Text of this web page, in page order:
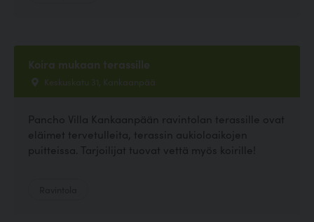
Koira mukaan terassille
Keskuskatu 31, Kankaanpää
Pancho Villa Kankaanpään ravintolan terassille ovat
eläimet tervetulleita, terassin aukioloaikojen
puitteissa. Tarjoilijat tuovat vettä myös koirille!